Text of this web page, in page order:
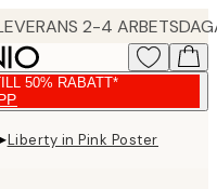
2-4
50% RABATT*
Liberty in Pink Poster